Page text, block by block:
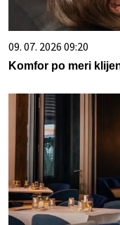
09. 07. 2026 09:20
Komfor po meri